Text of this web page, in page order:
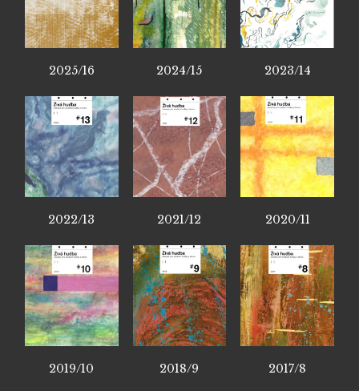
2025/16 2024/15 2023/14
2022/13 2021/12 2020/11
2019/10 2018/9 2017/8